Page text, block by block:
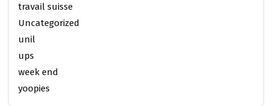
travail suisse
Uncategorized
unil
ups
week end
yoopies